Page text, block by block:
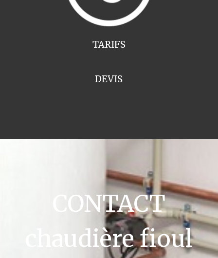
TARIFS
DEVIS
CONTACT
chaudière fioul